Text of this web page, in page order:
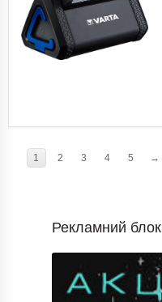
1 2 3 4 5 →
Рекламний блок